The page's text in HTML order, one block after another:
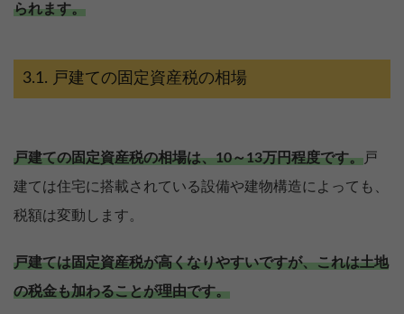
られます。
戸建ての固定資産税の相場
戸建ての固定資産税の相場は、10～13万円程度です。戸
建ては住宅に搭載されている設備や建物構造によっても、
税額は変動します。
戸建ては固定資産税が高くなりやすいですが、これは土地
の税金も加わることが理由です。